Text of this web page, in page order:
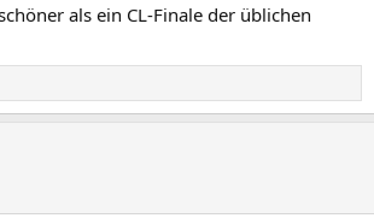
als ein CL-Finale der üblichen